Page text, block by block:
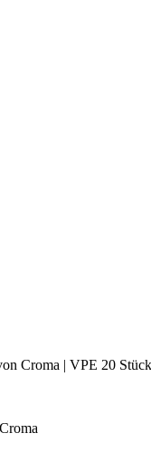
Croma | VPE 20 Stück